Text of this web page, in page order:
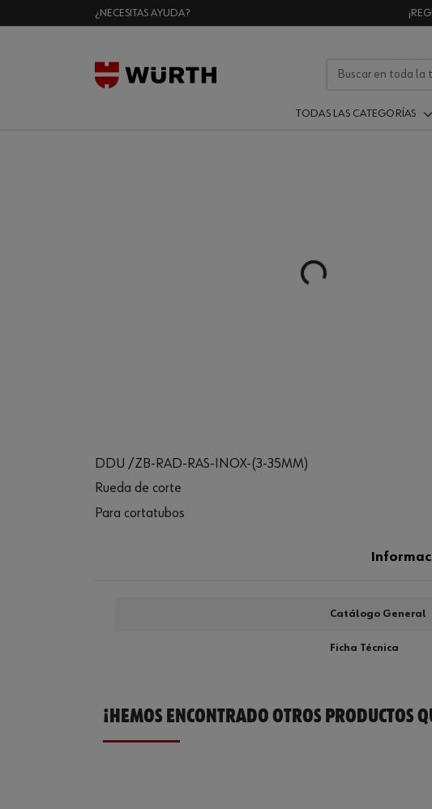
¿NECESITAS AYUDA?
TODAS LAS CATEGORÍAS
Loading...
DDU /ZB-RAD-RAS-INOX-(3-35MM)
Rueda de corte
Para cortatubos
Catálogo General
Ficha Técnica
¡HEMOS ENCONTRADO OTROS PRODUCTOS